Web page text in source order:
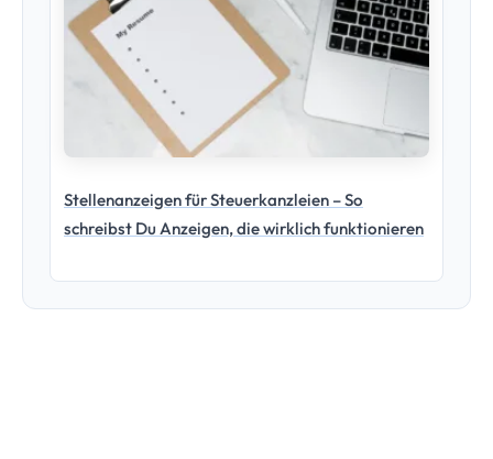
Stellenanzeigen für Steuerkanzleien – So
schreibst Du Anzeigen, die wirklich funktionieren